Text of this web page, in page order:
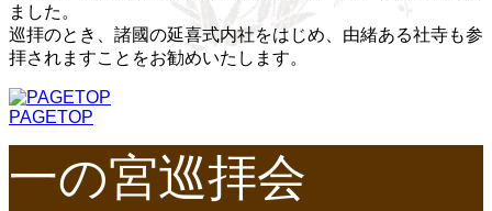
ました。
巡拝のとき、諸國の延喜式内社をはじめ、由緒ある社寺も参
拝されますことをお勧めいたします。
PAGETOP
一の宮巡拝会